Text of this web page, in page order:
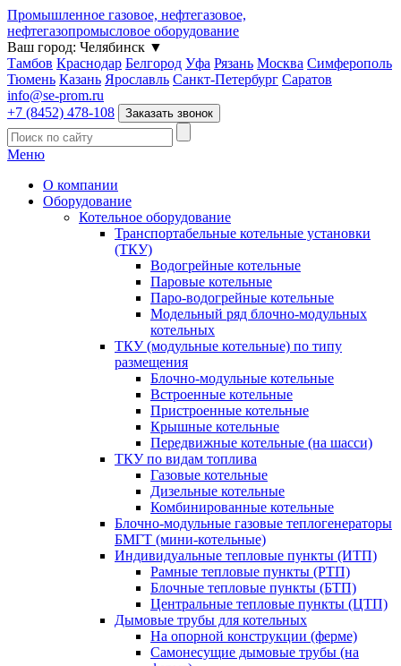
Промышленное газовое, нефтегазовое,
нефтегазопромысловое оборудование
Ваш город: Челябинск ▼
Тамбов Краснодар Белгород Уфа Рязань Москва Симферополь
Тюмень Казань Ярославль Санкт-Петербург Саратов
info@se-prom.ru
+7 (8452) 478-108
Заказать звонок
Меню
О компании
Оборудование
Котельное оборудование
Транспортабельные котельные установки
(ТКУ)
Водогрейные котельные
Паровые котельные
Паро-водогрейные котельные
Модельный ряд блочно-модульных
котельных
ТКУ (модульные котельные) по типу
размещения
Блочно-модульные котельные
Встроенные котельные
Пристроенные котельные
Крышные котельные
Передвижные котельные (на шасси)
ТКУ по видам топлива
Газовые котельные
Дизельные котельные
Комбинированные котельные
Блочно-модульные газовые теплогенераторы
БМГТ (мини-котельные)
Индивидуальные тепловые пункты (ИТП)
Рамные тепловые пункты (РТП)
Блочные тепловые пункты (БТП)
Центральные тепловые пункты (ЦТП)
Дымовые трубы для котельных
На опорной конструкции (ферме)
Самонесущие дымовые трубы (на